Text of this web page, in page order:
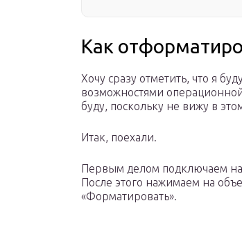
Как
Хочу сразу отметить, что я
возможностями
буду, поскольку не вижу в
Итак, поехали.
Первым делом подключаем
После этого нажимаем на
«Форматировать».